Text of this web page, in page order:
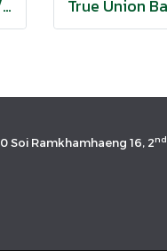
Double Union Ball Valve 1/2” -4” | บอลวาล์วแบบยูเนี่ยนคู่
Soi Ramkhamhaeng 16, 2nd